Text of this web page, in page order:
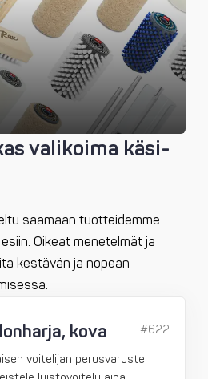
valikoima käsi-
saamaan tuotteidemme
Oikeat menetelmät ja
kestävän ja nopean
kova
voitelijan perusvaruste.
#622